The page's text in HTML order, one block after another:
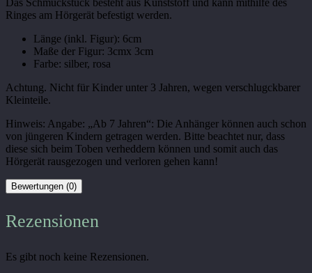
Das Schmuckstück besteht aus Kunststoff und kann mithilfe des
Ringes am Hörgerät befestigt werden.
Länge (inkl. Figur): 6cm
Maße der Figur: 3cmx 3cm
Farbe: silber, rosa
Achtung. Nicht für Kinder unter 3 Jahren, wegen verschlugckbarer
Kleinteile.
Hinweis: Angabe: „Ab 7 Jahren“: Die Anhänger können auch schon
von jüngeren Kindern getragen werden. Bitte beachtet nur, dass
diese sich beim Toben verheddern können und somit auch das
Hörgerät rausgezogen und verloren gehen kann!
Bewertungen (0)
Rezensionen
Es gibt noch keine Rezensionen.